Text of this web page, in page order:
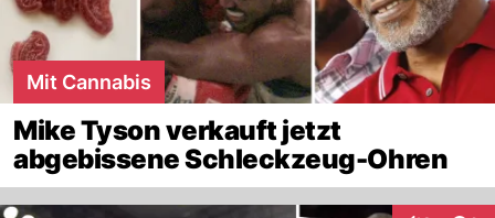
Mit Cannabis
Mike Tyson verkauft jetzt
abgebissene Schleckzeug-Ohren